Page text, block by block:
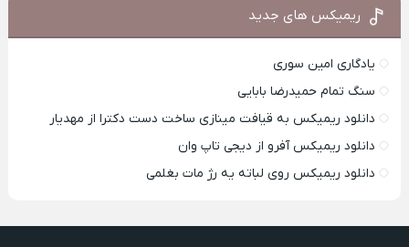
ریمیکس های جدید
یادگاری امین سوری
سنگ تمام حمیدرضا بابایی
دانلود ریمیکس به قیافت مینازی ساخت دست دکترا از مهدیار
دانلود ریمیکس آفرو از ديجی تاپ وان
دانلود ریمیکس روی لباته یه رژ مات بغلمی